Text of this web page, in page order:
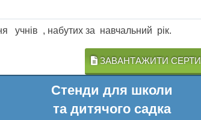
учнів , набутих за навчальний рік.
ЗАВАНТАЖИТИ
Стенди для школи
та дитячого садка